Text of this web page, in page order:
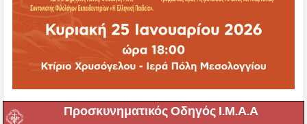
Προσκυνηματικός Οδηγός Ι.Μ.Α.Α